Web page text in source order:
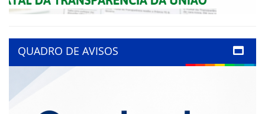
QUADRO DE AVISOS